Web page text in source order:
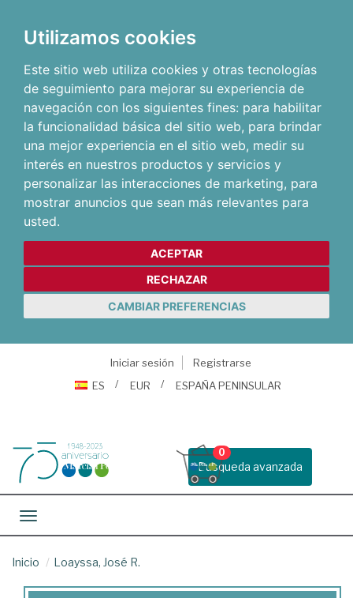
Utilizamos cookies
Este sitio web utiliza cookies y otras tecnologías
de seguimiento para mejorar su experiencia de
navegación con los siguientes fines: para habilitar
la funcionalidad básica del sitio web, para brindar
una mejor experiencia en el sitio web, medir su
interés en nuestros productos y servicios y
personalizar las interacciones de marketing, para
mostrar anuncios que sean más relevantes para
usted.
ACEPTAR
RECHAZAR
CAMBIAR PREFERENCIAS
Iniciar sesión
Registrarse
ES
EUR ESPAÑA PENINSULAR
Busqueda avanzada
0
Toggle navigation
Inicio Loayssa, José R.